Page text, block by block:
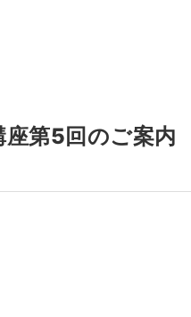
第5回のご案内